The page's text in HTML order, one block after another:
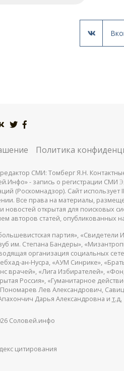
Политика
СМИ: Томберг Я.Н.
- запись о регистрации СМИ
(Роскомнадзор). Сайт использует
Все права на материалы,
открытая для поисковых
авторов статей, опубликованных
партия»,
им. Степана Бандеры»,
организация социальных
ан-Нусра, «АУМ Синрике»,
врачей», «Лига Избирателей»,
Россия», «Гуманитарное
Лев Александрович,
Дарья Александровна и т.д.
Соловей.инфо